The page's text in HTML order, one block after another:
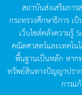
สถาบันส่งเสริมกา
กระทรวงศึกษาธิการ เ
เว็บไซต์คลังความรู้
คณิตศาสตร์และเทคโน
พื้นฐานเป็นหลัก หาก
ทรัพย์สินทางปัญญาปรา
การแ